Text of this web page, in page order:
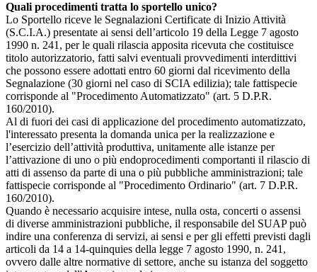
Quali procedimenti tratta lo sportello unico?
Lo Sportello riceve le Segnalazioni Certificate di Inizio Attività
(S.C.I.A.) presentate ai sensi dell’articolo 19 della Legge 7 agosto
1990 n. 241, per le quali rilascia apposita ricevuta che costituisce
titolo autorizzatorio, fatti salvi eventuali provvedimenti interdittivi
che possono essere adottati entro 60 giorni dal ricevimento della
Segnalazione (30 giorni nel caso di SCIA edilizia); tale fattispecie
corrisponde al "Procedimento Automatizzato" (art. 5 D.P.R.
160/2010).
Al di fuori dei casi di applicazione del procedimento automatizzato,
l'interessato presenta la domanda unica per la realizzazione e
l’esercizio dell’attività produttiva, unitamente alle istanze per
l’attivazione di uno o più endoprocedimenti comportanti il rilascio di
atti di assenso da parte di una o più pubbliche amministrazioni; tale
fattispecie corrisponde al "Procedimento Ordinario" (art. 7 D.P.R.
160/2010).
Quando è necessario acquisire intese, nulla osta, concerti o assensi
di diverse amministrazioni pubbliche, il responsabile del SUAP può
indire una conferenza di servizi, ai sensi e per gli effetti previsti dagli
articoli da 14 a 14-quinquies della legge 7 agosto 1990, n. 241,
ovvero dalle altre normative di settore, anche su istanza del soggetto